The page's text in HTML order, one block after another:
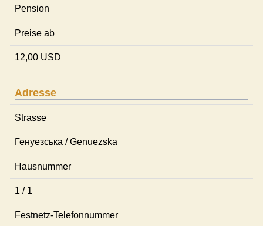
Pension
Preise ab
12,00 USD
Adresse
Strasse
Генуезська / Genuezska
Hausnummer
1 / 1
Festnetz-Telefonnummer